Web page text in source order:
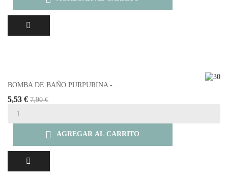
BOMBA DE BAÑO PURPURINA -...
5,53 € 7,90 €
 AGREGAR AL CARRITO